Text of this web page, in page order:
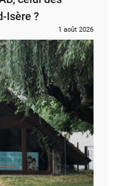
Isère ?
1 août 2026